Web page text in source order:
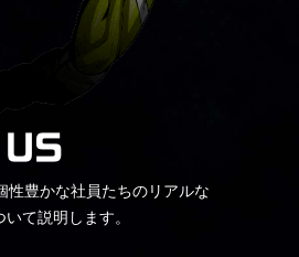
性豊かな社員たちのリアルな
て説明します。